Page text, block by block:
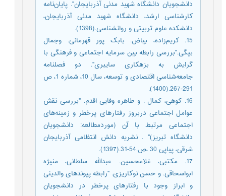
دانشجویان دانشگاه شهید مدنی آذربایجان". پایان‌نامه
کارشناسی ارشد، دانشگاه شهید مدنی آذربایجان،
دانشکده علوم تربیتی و روانشناسی.(1398).
15. کریم‌زاده، بیاض. بابک پور قهرمانی. وجمال
بیگی."بررسی رابطه بین سرمایه اجتماعی و فرهنگی با
گرایش به بزهکاری سایبری". دو فصلنامه
جامعه‌شناسی اقتصادی و توسعه، سال 10، شماره 1، ص
291-267.(1400).
16. کوهی، کمال . و طاهره وفایی اقدم. "بررسی نقش
عوامل اجتماعی دربروز رفتارهای پرخطر و زمینه‌های
اجتماعی مرتبط با آن (موردمطالعه: دانشجویان
دانشگاه تبریز)" . نشریه دانش انتظامی آذربایجان
شرقی، پیاپی 30 ،ص.54-31.(1397).
17. مکتبی، غلامحسین. عبدالله سلطانی، منیژه
ابواسحاقی. و حسن نوکاریزی. "رابطه پیوندهای والدینی
و ابراز وجود با رفتارهای پرخطر در دانشجویان